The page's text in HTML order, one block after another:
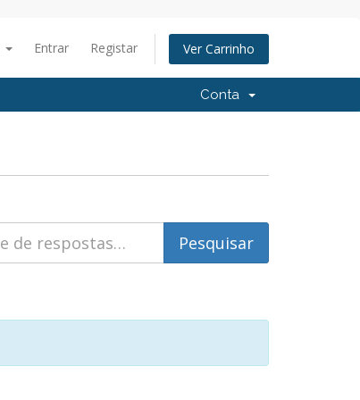
Entrar Registar Ver Carrinho
Conta